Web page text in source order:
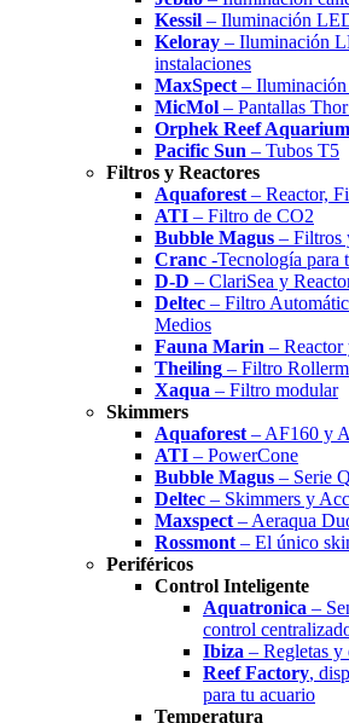
Kessil – Iluminación
Keloray – Iluminación
instalaciones
MaxSpect –
MicMol – Pantallas
Orphek Reef Aquarium
Pacific Sun – Tubos T5
Filtros y Reactores
Aquaforest – Reactor,
ATI – Filtro de CO2
Bubble Magus – Filtros
Cranc -Tecnología para
D-D – ClariSea y
Deltec – Filtro
Medios
Fauna Marin –
Theiling – Filtro
Xaqua – Filtro modular
Skimmers
Aquaforest – AF160 y
ATI – PowerCone
Bubble Magus – Serie
Deltec – Skimmers y
Maxspect – Aeraqua
Rossmont – El único
Periféricos
Control Inteligente
Aquatronica –
control
Ibiza – Regletas y
Reef Factory,
para tu acuario
Temperatura